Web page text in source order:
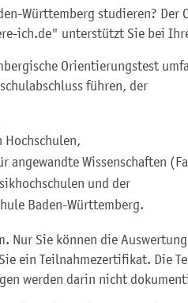
Württemberg studieren?
ich.de" unterstützt Sie bei
Orientierungstest
führen, der
Hochschulen,
angewandte Wissenschaften
und der
Baden-Württemberg.
Nur Sie können die
ein Teilnahmezertifikat. Die
werden darin nicht